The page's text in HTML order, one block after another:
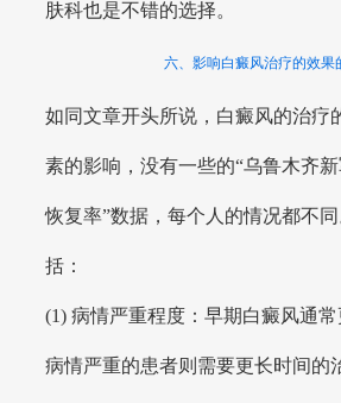
肤科也是不错的选择。
六、影响白癜风治疗的效果
如同文章开头所说，白癜风的治疗
素的影响，没有一些的“乌鲁木齐
恢复率”数据，每个人的情况都不
括：
(1) 病情严重程度：早期白癜风通
病情严重的患者则需要更长时间的